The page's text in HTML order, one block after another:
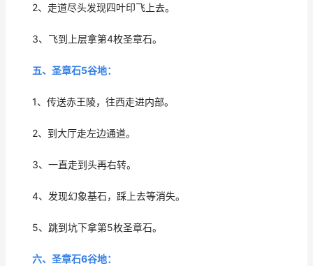
2、走道尽头发现四叶印飞上去。
3、飞到上层拿第4枚圣章石。
五、圣章石5谷地：
1、传送赤王陵，往西走进内部。
2、到大厅走左边通道。
3、一直走到头再右转。
4、发现幻象基石，踩上去等消失。
5、跳到坑下拿第5枚圣章石。
六、圣章石6谷地：